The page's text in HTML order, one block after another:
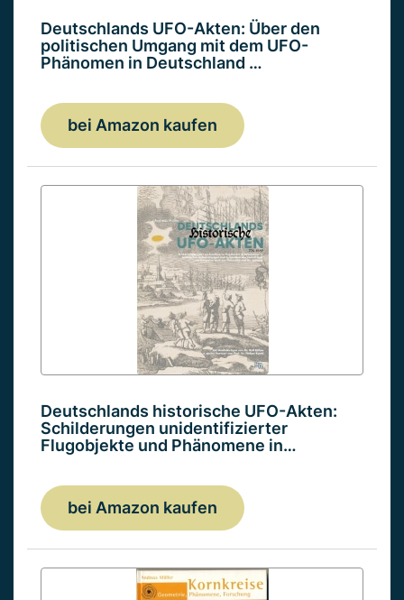
Deutschlands UFO-Akten: Über den
politischen Umgang mit dem UFO-
Phänomen in Deutschland …
bei Amazon kaufen
Deutschlands historische UFO-Akten:
Schilderungen unidentifizierter
Flugobjekte und Phänomene in…
bei Amazon kaufen